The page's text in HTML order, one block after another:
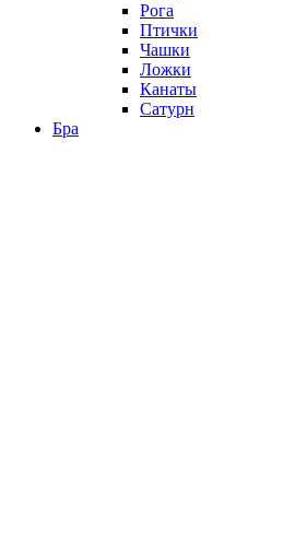
Рога
Птички
Чашки
Ложки
Канаты
Сатурн
Бра